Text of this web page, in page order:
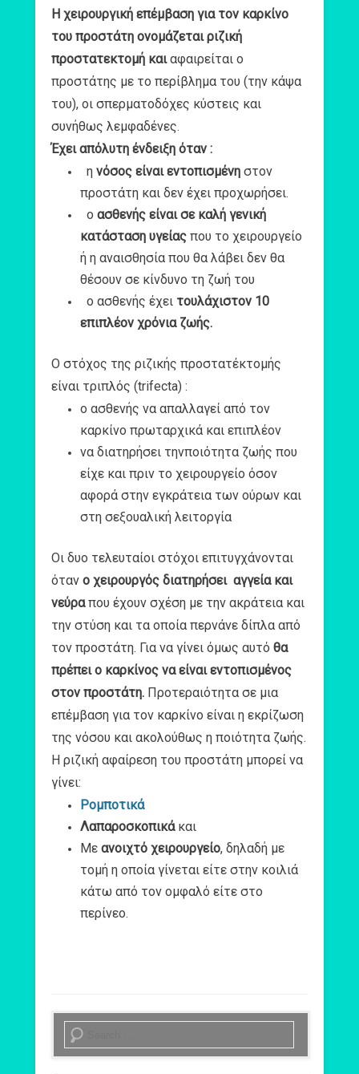
Η χειρουργική επέμβαση για τον καρκίνο
του προστάτη ονομάζεται ριζική
προστατεκτομή καιαφαιρείται ο
προστάτης με το περίβλημα του (την κάψα
του), οι σπερματοδόχες κύστεις και
συνήθως λεμφαδένες.
Έχει απόλυτη ένδειξη όταν :
η νόσος είναι εντοπισμένη στον
προστάτη και δεν έχει προχωρήσει.
ο ασθενής είναι σε καλή γενική
κατάσταση υγείας που το χειρουργείο
ή η αναισθησία που θα λάβει δεν θα
θέσουν σε κίνδυνο τη ζωή του
ο ασθενής έχει τουλάχιστον 10
επιπλέον χρόνια ζωής.
Ο στόχος της ριζικής προστατέκτομής
είναι τριπλός (trifecta) :
ο ασθενής να απαλλαγεί από τον
καρκίνο πρωταρχικά και επιπλέον
να διατηρήσει τηνποιότητα ζωής που
είχε και πριν το χειρουργείο όσον
αφορά στην εγκράτεια των ούρων και
στη σεξουαλική λειτοργία
Οι δυο τελευταίοι στόχοι επιτυγχάνονται
όταν ο χειρουργός διατηρήσει αγγεία και
νεύραπου έχουν σχέση με την ακράτεια και
την στύση και τα οποία περνάνε δίπλα από
τον προστάτη. Για να γίνει όμως αυτό θα
πρέπει ο καρκίνος να είναι εντοπισμένος
στον προστάτη. Προτεραιότητα σε μια
επέμβαση για τον καρκίνο είναι η εκρίζωση
της νόσου και ακολούθως η ποιότητα ζωής.
Η ριζική αφαίρεση του προστάτη μπορεί να
γίνει:
Ρομποτικά
Λαπαροσκοπικάκαι
Με ανοιχτό χειρουργείο, δηλαδή με
τομή η οποία γίνεται είτε στην κοιλιά
κάτω από τον ομφαλό είτε στο
περίνεο.
Search